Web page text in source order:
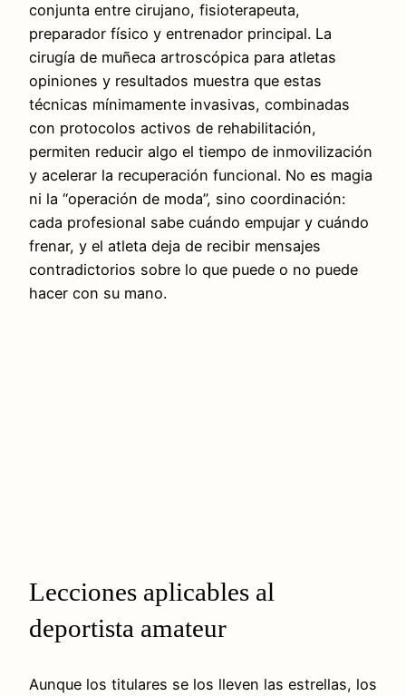
conjunta entre cirujano, fisioterapeuta,
preparador físico y entrenador principal. La
cirugía de muñeca artroscópica para atletas
opiniones y resultados muestra que estas
técnicas mínimamente invasivas, combinadas
con protocolos activos de rehabilitación,
permiten reducir algo el tiempo de inmovilización
y acelerar la recuperación funcional. No es magia
ni la “operación de moda”, sino coordinación:
cada profesional sabe cuándo empujar y cuándo
frenar, y el atleta deja de recibir mensajes
contradictorios sobre lo que puede o no puede
hacer con su mano.
Lecciones aplicables al
deportista amateur
Aunque los titulares se los lleven las estrellas, los